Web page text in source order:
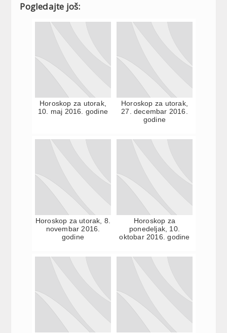
Pogledajte još:
Horoskop za utorak,
10. maj 2016. godine
Horoskop za utorak,
27. decembar 2016.
godine
Horoskop za utorak, 8.
novembar 2016.
godine
Horoskop za
ponedeljak, 10.
oktobar 2016. godine